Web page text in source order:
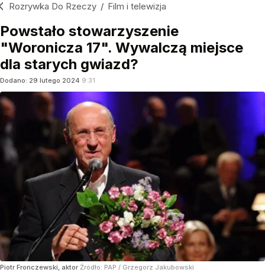
Rozrywka Do Rzeczy / Film i telewizja
Powstało stowarzyszenie
"Woronicza 17". Wywalczą miejsce
dla starych gwiazd?
Dodano: 29 lutego 2024 9:31
Piotr Fronczewski, aktor Źródło: PAP / Grzegorz Jakubowski